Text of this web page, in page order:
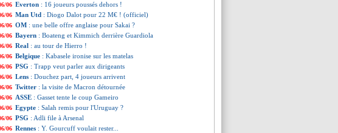
06 Everton : 16 joueurs poussés dehors !
06 Man Utd : Diogo Dalot pour 22 M€ ! (officiel)
06 OM : une belle offre anglaise pour Sakai ?
06 Bayern : Boateng et Kimmich derrière Guardiola
06 Real : au tour de Hierro !
06 Belgique : Kabasele ironise sur les matelas
06 PSG : Trapp veut parler aux dirigeants
06 Lens : Douchez part, 4 joueurs arrivent
06 Twitter : la visite de Macron détournée
06 ASSE : Gasset tente le coup Gameiro
06 Egypte : Salah remis pour l'Uruguay ?
06 PSG : Adli file à Arsenal
06 Rennes : Y. Gourcuff voulait rester...